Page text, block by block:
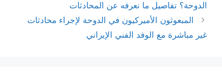
الدوحة؟ تفاصيل ما نعرفه عن المحادثات
المبعوثون الأميركيون في الدوحة لإجراء محادثات
غير مباشرة مع الوفد الفني الإيراني